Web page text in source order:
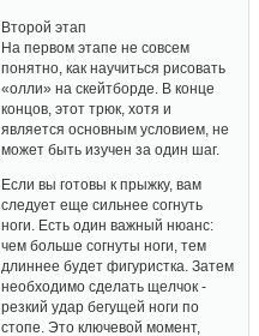
Второй этап
На первом этапе не совсем
понятно, как научиться рисовать
«олли» на скейтборде. В конце
концов, этот трюк, хотя и
является основным условием, не
может быть изучен за один шаг.
Если вы готовы к прыжку, вам
следует еще сильнее согнуть
ноги. Есть один важный нюанс:
чем больше согнуты ноги, тем
длиннее будет фигуристка. Затем
необходимо сделать щелчок -
резкий удар бегущей ноги по
стопе. Это ключевой момент,